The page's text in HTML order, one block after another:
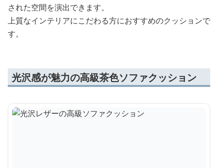
された空間を演出できます。
上質なインテリアにこだわる方におすすめのクッションで
す。
光沢感が魅力の高級茶色ソファクッション